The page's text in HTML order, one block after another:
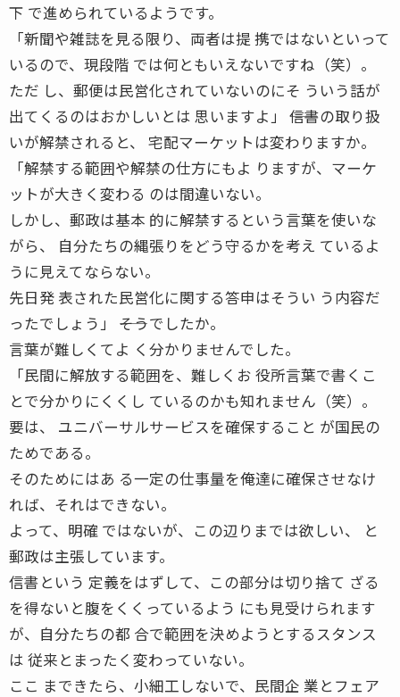
下 で進められているようです。
「新聞や雑誌を見る限り、両者は提 携ではないといって
いるので、現段階 では何ともいえないですね（笑）。
ただ し、郵便は民営化されていないのにそ ういう話が
出てくるのはおかしいとは 思いますよ」 ――信書の取り扱
いが解禁されると、 宅配マーケットは変わりますか。
「解禁する範囲や解禁の仕方にもよ りますが、マーケ
ットが大きく変わる のは間違いない。
しかし、郵政は基本 的に解禁するという言葉を使いな
がら、 自分たちの縄張りをどう守るかを考え ているよ
うに見えてならない。
先日発 表された民営化に関する答申はそうい う内容だ
ったでしょう」 ――そうでしたか。
言葉が難しくてよ く分かりませんでした。
「民間に解放する範囲を、難しくお 役所言葉で書くこ
とで分かりにくくし ているのかも知れません（笑）。
要は、 ユニバーサルサービスを確保すること が国民の
ためである。
そのためにはあ る一定の仕事量を俺達に確保させなけ
れば、それはできない。
よって、明確 ではないが、この辺りまでは欲しい、 と
郵政は主張しています。
信書という 定義をはずして、この部分は切り捨て ざる
を得ないと腹をくくっているよう にも見受けられます
が、自分たちの都 合で範囲を決めようとするスタンス
は 従来とまったく変わっていない。
ここ まできたら、小細工しないで、民間企 業とフェア